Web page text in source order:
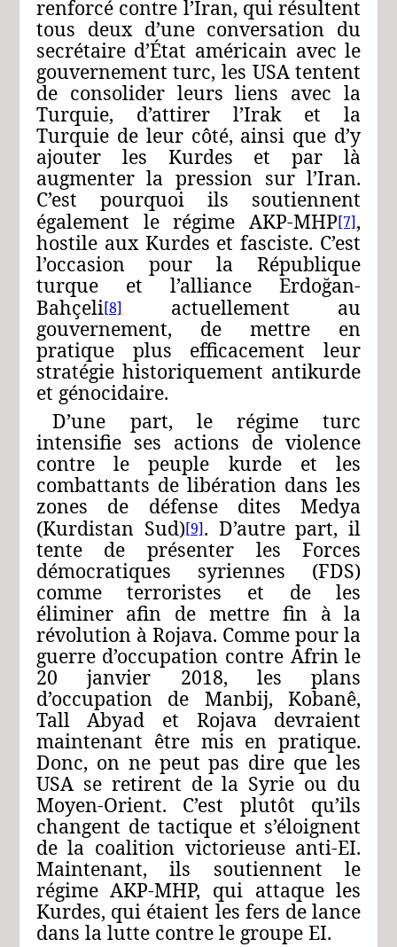
renforcé contre l’Iran, qui résultent
tous deux d’une conversation du
secrétaire d’État américain avec le
gouvernement turc, les USA tentent
de consolider leurs liens avec la
Turquie, d’attirer l’Irak et la
Turquie de leur côté, ainsi que d’y
ajouter les Kurdes et par là
augmenter la pression sur l’Iran.
C’est pourquoi ils soutiennent
également le régime AKP-MHP[7],
hostile aux Kurdes et fasciste. C’est
l’occasion pour la République
turque et l’alliance Erdoğan-
Bahçeli[8]actuellement au
gouvernement, de mettre en
pratique plus efficacement leur
stratégie historiquement antikurde
et génocidaire.
D’une part, le régime turc
intensifie ses actions de violence
contre le peuple kurde et les
combattants de libération dans les
zones de défense dites Medya
(Kurdistan Sud)[9]. D’autre part, il
tente de présenter les Forces
démocratiques syriennes (FDS)
comme terroristes et de les
éliminer afin de mettre fin à la
révolution à Rojava. Comme pour la
guerre d’occupation contre Afrin le
20 janvier 2018, les plans
d’occupation de Manbij, Kobanê,
Tall Abyad et Rojava devraient
maintenant être mis en pratique.
Donc, on ne peut pas dire que les
USA se retirent de la Syrie ou du
Moyen-Orient. C’est plutôt qu’ils
changent de tactique et s’éloignent
de la coalition victorieuse anti-EI.
Maintenant, ils soutiennent le
régime AKP-MHP, qui attaque les
Kurdes, qui étaient les fers de lance
dans la lutte contre le groupe EI.